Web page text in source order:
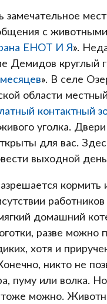
замечательное
с
ЕНОТ И Я».
Демидов круглый
». В селе
области
контактный
уголка.
для вас.
выходной
кормить
работников
домашний
разве можно
хотя и
никто не
пуму или волка.
тоже можно.